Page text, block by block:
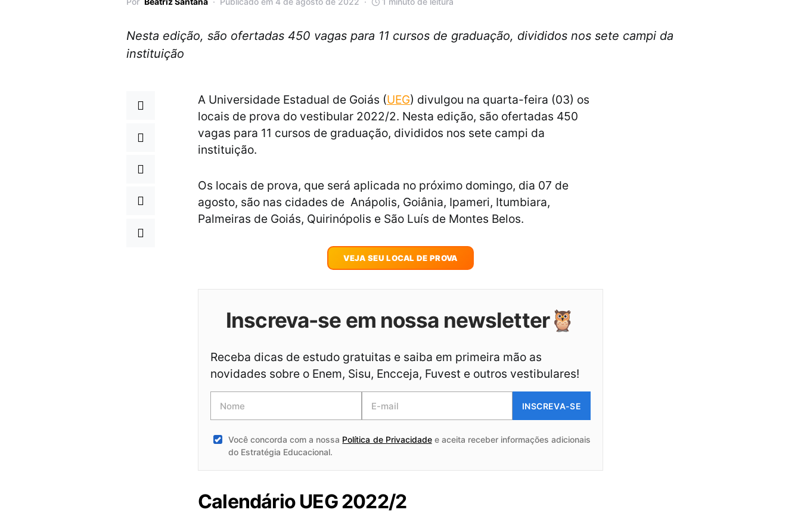
Nesta edição, são ofertadas 450 vagas para 11 cursos de graduação, divididos nos sete campi da
instituição
A Universidade Estadual de Goiás (UEG) divulgou na quarta-feira (03) os
locais de prova do vestibular 2022/2. Nesta edição, são ofertadas 450
vagas para 11 cursos de graduação, divididos nos sete campi da
instituição.
Os locais de prova, que será aplicada no próximo domingo, dia 07 de
agosto, são nas cidades de Anápolis, Goiânia, Ipameri, Itumbiara,
Palmeiras de Goiás, Quirinópolis e São Luís de Montes Belos.
VEJA SEU LOCAL DE PROVA
Inscreva-se em nossa newsletter🦉
Receba dicas de estudo gratuitas e saiba em primeira mão as
novidades sobre o Enem, Sisu, Encceja, Fuvest e outros vestibulares!
INSCREVA-SE
Você concorda com a nossa Política de Privacidadee aceita receber informações adicionais
do Estratégia Educacional.
Calendário UEG 2022/2